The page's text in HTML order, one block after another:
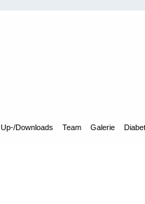
Up-/Downloads Team Galerie